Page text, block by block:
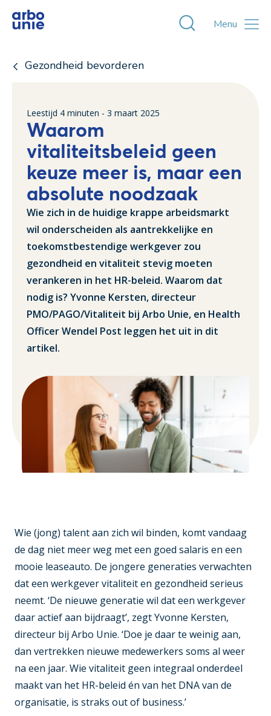
Toggle
Menu
Gezondheid bevorderen
Leestijd 4 minuten - 3 maart 2025
Waarom
vitaliteitsbeleid geen
keuze meer is, maar een
absolute noodzaak
Wie zich in de huidige krappe arbeidsmarkt
wil onderscheiden als aantrekkelijke en
toekomstbestendige werkgever zou
gezondheid en vitaliteit stevig moeten
verankeren in het HR-beleid. Waarom dat
nodig is? Yvonne Kersten, directeur
PMO/PAGO/Vitaliteit bij Arbo Unie, en Health
Officer Wendel Post leggen het uit in dit
artikel.
Wie (jong) talent aan zich wil binden, komt vandaag
de dag niet meer weg met een goed salaris en een
mooie leaseauto. De jongere generaties verwachten
dat een werkgever vitaliteit en gezondheid serieus
neemt. ‘De nieuwe generatie wil dat een werkgever
daar actief aan bijdraagt’, zegt Yvonne Kersten,
directeur bij Arbo Unie. ‘Doe je daar te weinig aan,
dan vertrekken nieuwe medewerkers soms al weer
na een jaar. Wie vitaliteit geen integraal onderdeel
maakt van het HR-beleid én van het DNA van de
organisatie, is straks out of business.’